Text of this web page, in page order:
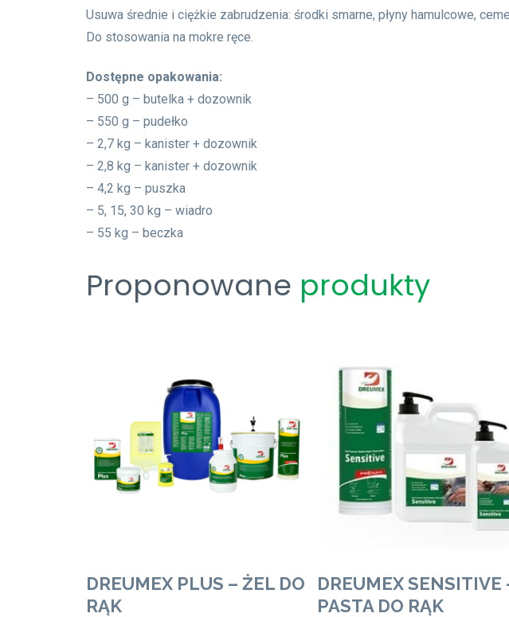
Usuwa średnie i ciężkie zabrudzenia: środki smarne, płyny hamulcowe,
Do stosowania na mokre ręce.
Dostępne opakowania:
– 500 g – butelka + dozownik
– 550 g – pudełko
– 2,7 kg – kanister + dozownik
– 2,8 kg – kanister + dozownik
– 4,2 kg – puszka
– 5, 15, 30 kg – wiadro
– 55 kg – beczka
Proponowane produkty
Zobacz Więcej
DREUMEX PLUS – ŻEL DO
RĄK
Zobacz Więcej
DREUMEX SENSITIVE
PASTA DO RĄK